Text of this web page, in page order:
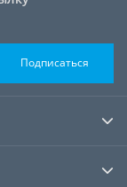
Подписаться